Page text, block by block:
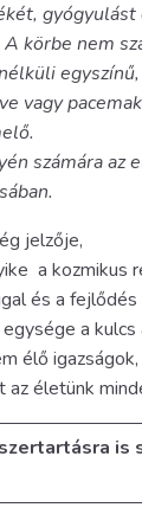
gyógyulást
körbe nem
vagy
számára az
jelzője,
a kozmikus
és a
a kulcs
élő
az életünk
is